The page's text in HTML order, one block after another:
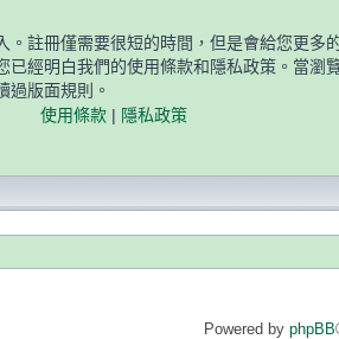
。註冊僅需要很短的時間，但是會給您更多
已經明白我們的使用條款和隱私政策。當瀏
過版面規則。
使用條款| 隱私政策
Powered by phpBB